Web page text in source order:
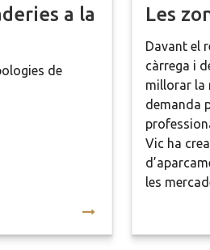
a la
de
Les
Davant el
càrrega i
millorar la
demanda
Vic ha
les